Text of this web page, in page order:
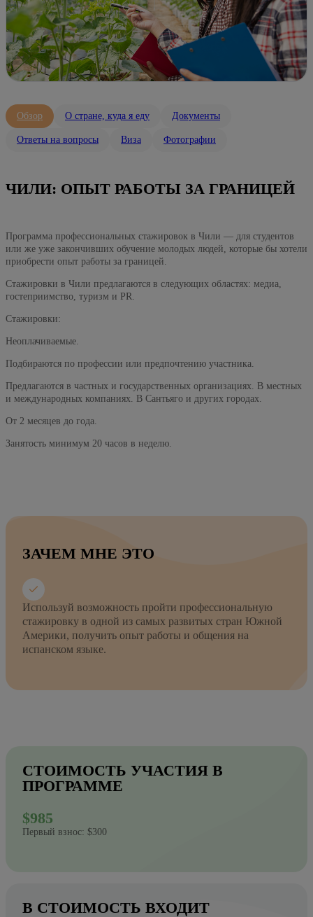
Обзор О стране, куда я еду Документы
Ответы на вопросы Виза Фотографии
ЧИЛИ: ОПЫТ РАБОТЫ ЗА ГРАНИЦЕЙ
Программа профессиональных стажировок в Чили — для студентов
или же уже закончивших обучение молодых людей, которые бы хотели
приобрести опыт работы за границей.
Стажировки в Чили предлагаются в следующих областях: медиа,
гостеприимство, туризм и PR.
Стажировки:
Неоплачиваемые.
Подбираются по профессии или предпочтению участника.
Предлагаются в частных и государственных организациях. В местных
и международных компаниях. В Сантьяго и других городах.
От 2 месяцев до года.
Занятость минимум 20 часов в неделю.
ЗАЧЕМ МНЕ ЭТО
Используй возможность пройти профессиональную
стажировку в одной из самых развитых стран Южной
Америки, получить опыт работы и общения на
испанском языке.
СТОИМОСТЬ УЧАСТИЯ В
ПРОГРАММЕ
$985
Первый взнос: $300
В СТОИМОСТЬ ВХОДИТ